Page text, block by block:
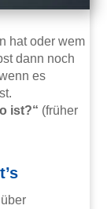
hat oder wem
dann noch
es
ist?“ (früher